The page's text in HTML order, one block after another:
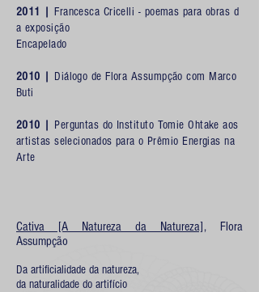
Cativa [A Natureza da Natureza], Flora
Assumpção
Da artificialidade da natureza,
da naturalidade do artifício
2011 |Francesca Cricelli - poemas para obras d
a exposição
Encapelado
2010 | Diálogo de Flora Assumpção com Marco
Buti
2010 | Perguntas do Instituto Tomie Ohtake aos
artistas selecionados para o Prêmio Energias na
Arte